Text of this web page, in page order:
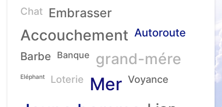
Chat Embrasser
Accouchement Autoroute
Barbe
Banque grand-mére
Eléphant Loterie Mer Voyance